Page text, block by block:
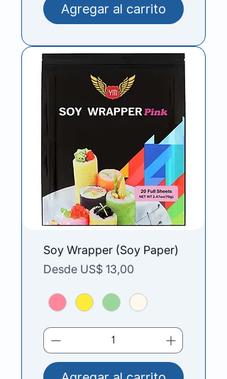
Agregar al carrito
Soy Wrapper (Soy Paper)
Desde US$ 13,00
Precio de oferta